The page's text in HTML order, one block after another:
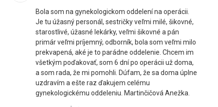
Bola som na gynekologickom oddelení na operácii.
Je tu úžasný personál, sestričky veľmi milé, šikovné,
starostlivé, úžasné lekárky, veľmi šikovné a pán
primár veľmi príjemný, odborník, bola som veľmi milo
prekvapená, aké je to parádne oddelenie. Chcem im
všetkým poďakovať, som 6 dní po operácii už doma,
a som rada, že mi pomohli. Dúfam, že sa doma úplne
uzdravím a ešte raz ďakujem celému
gynekologickému oddeleniu. Martinčičová Anežka.